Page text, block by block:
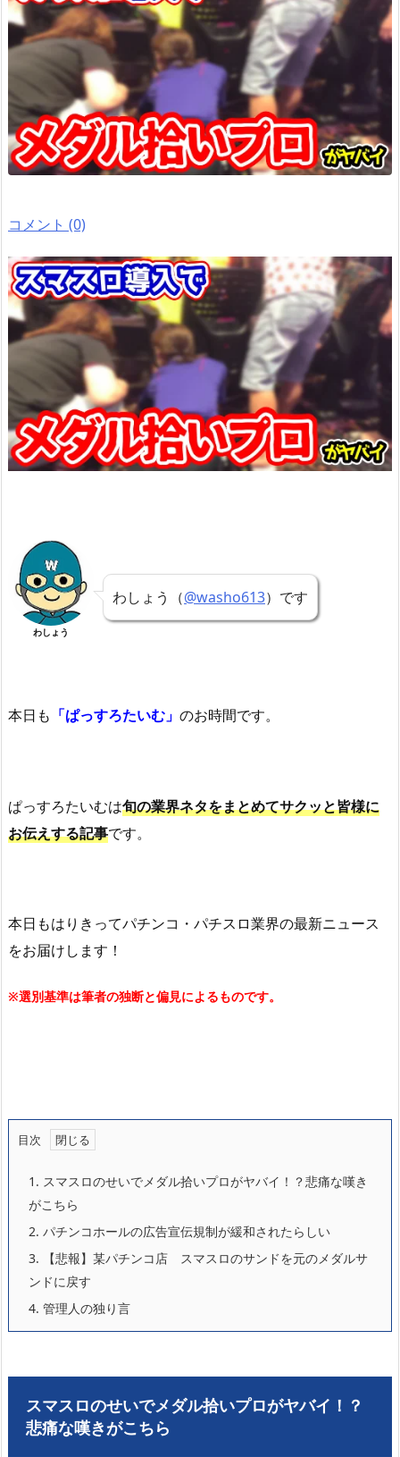
コメント (0)
わしょう
わしょう（@washo613）です
本日も 「ぱっすろたいむ」 のお時間です。
ぱっすろたいむは旬の業界ネタをまとめてサクッと皆様に
お伝えする記事です。
本日もはりきってパチンコ・パチスロ業界の最新ニュース
をお届けします！
※選別基準は筆者の独断と偏見によるものです。
目次
1. スマスロのせいでメダル拾いプロがヤバイ！？悲痛な嘆き
がこちら
2. パチンコホールの広告宣伝規制が緩和されたらしい
3. 【悲報】某パチンコ店 スマスロのサンドを元のメダルサ
ンドに戻す
4. 管理人の独り言
スマスロのせいでメダル拾いプロがヤバイ！？
悲痛な嘆きがこちら